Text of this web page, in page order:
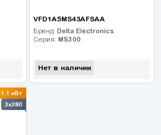
VFD1A5MS43AFSAA
Бренд: Delta Electronics
Серия: MS300
Нет в наличии
1.1 кВт
3x380